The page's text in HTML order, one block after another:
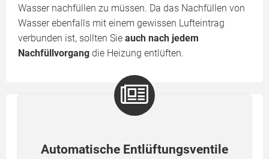
Wasser nachfüllen zu müssen. Da das Nachfüllen von
Wasser ebenfalls mit einem gewissen Lufteintrag
verbunden ist, sollten Sie auch nach jedem
Nachfüllvorgang die Heizung entlüften.
Automatische Entlüftungsventile